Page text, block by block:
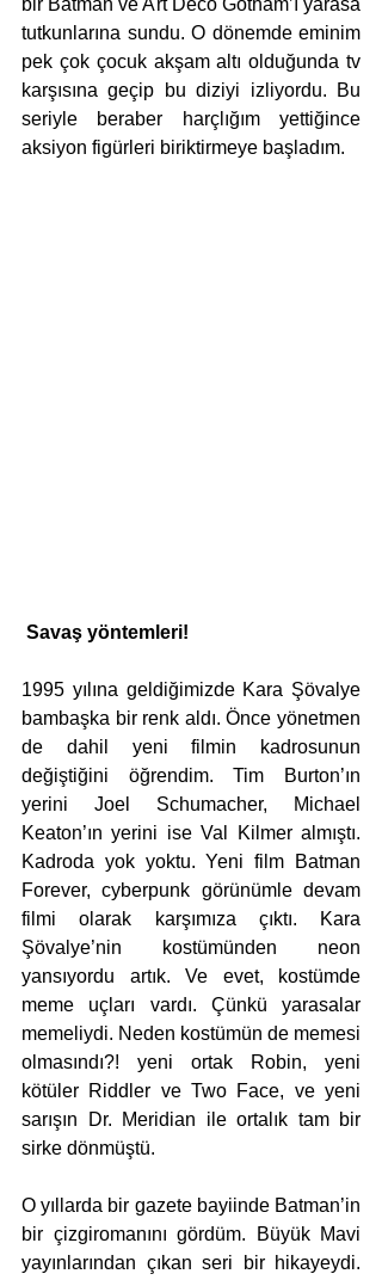
bir Batman ve Art Deco Gotham’ı yarasa
tutkunlarına sundu. O dönemde eminim
pek çok çocuk akşam altı olduğunda tv
karşısına geçip bu diziyi izliyordu. Bu
seriyle beraber harçlığım yettiğince
aksiyon figürleri biriktirmeye başladım.
Savaş yöntemleri!
1995 yılına geldiğimizde Kara Şövalye
bambaşka bir renk aldı. Önce yönetmen
de dahil yeni filmin kadrosunun
değiştiğini öğrendim. Tim Burton’ın
yerini Joel Schumacher, Michael
Keaton’ın yerini ise Val Kilmer almıştı.
Kadroda yok yoktu. Yeni film Batman
Forever, cyberpunk görünümle devam
filmi olarak karşımıza çıktı. Kara
Şövalye’nin kostümünden neon
yansıyordu artık. Ve evet, kostümde
meme uçları vardı. Çünkü yarasalar
memeliydi. Neden kostümün de memesi
olmasındı?! yeni ortak Robin, yeni
kötüler Riddler ve Two Face, ve yeni
sarışın Dr. Meridian ile ortalık tam bir
sirke dönmüştü.
O yıllarda bir gazete bayiinde Batman’in
bir çizgiromanını gördüm. Büyük Mavi
yayınlarından çıkan seri bir hikayeydi.